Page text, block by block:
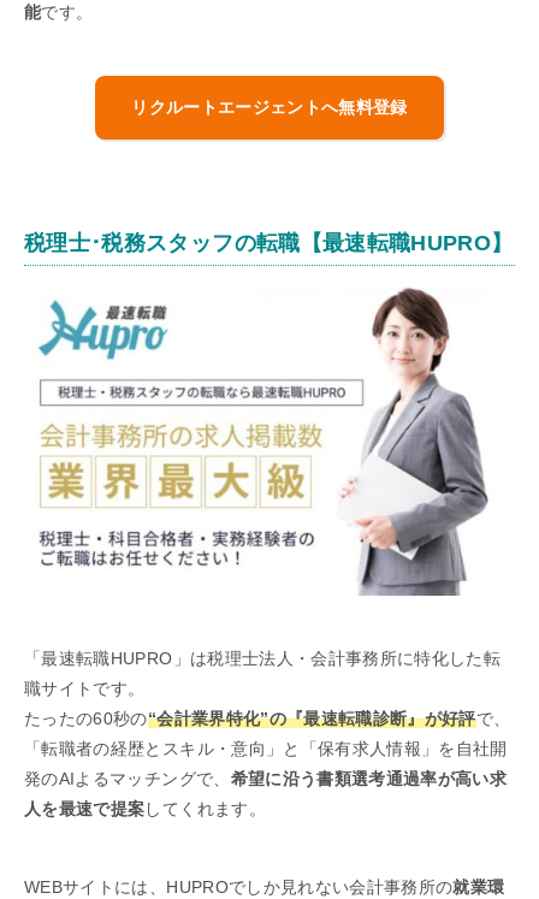
能です。
リクルートエージェントへ無料登録
税理士･税務スタッフの転職【最速転職HUPRO】
「最速転職HUPRO」は税理士法人・会計事務所に特化した転
職サイトです。
たったの60秒の“会計業界特化”の『最速転職診断』が好評で、
「転職者の経歴とスキル・意向」と「保有求人情報」を自社開
発のAIよるマッチングで、 希望に沿う書類選考通過率が高い求
人を最速で提案してくれます。
WEBサイトには、HUPROでしか見れない会計事務所の就業環